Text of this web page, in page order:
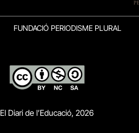
FUNDACIÓ PERIODISME PLURAL
El Diari de l’Educació, 2026